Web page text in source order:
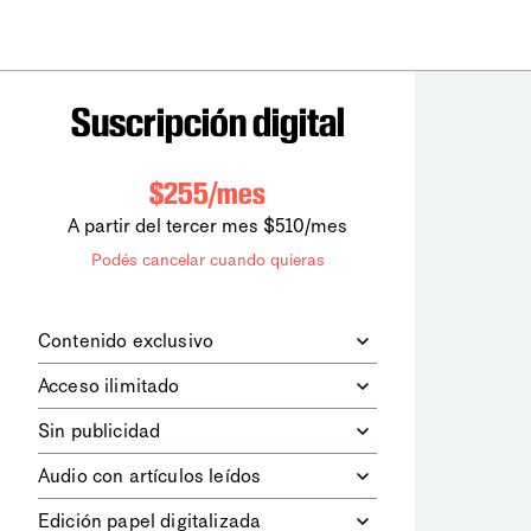
Suscripción digital
$255/mes
A partir del tercer mes $510/mes
Podés cancelar cuando quieras
Contenido exclusivo
digitales dela diaria
los contenidos de Le Monde
diplomatique.
Acceso ilimitado
contenidos.
Sin publicidad
publicitarios.
Audio con artículos leídos
Edición papel digitalizada